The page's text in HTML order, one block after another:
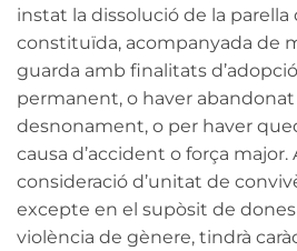
instat la dissolució de la
constituïda, acompanyada de
guarda amb finalitats
permanent, o haver
desnonament, o per haver
causa d’accident o força major.
consideració d’unitat de
excepte en el supòsit de
violència de gènere, tindrà